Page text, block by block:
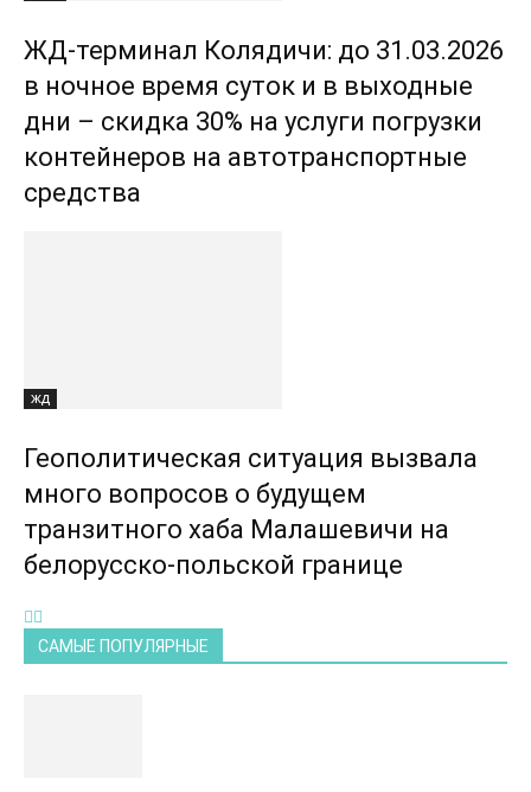
ЖД-терминал Колядичи: до 31.03.2026
в ночное время суток и в выходные
дни – скидка 30% на услуги погрузки
контейнеров на автотранспортные
средства
ЖД
Геополитическая ситуация вызвала
много вопросов о будущем
транзитного хаба Малашевичи на
белорусско-польской границе
САМЫЕ ПОПУЛЯРНЫЕ